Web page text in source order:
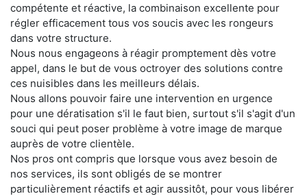
compétente et réactive, la combinaison excellente pour
régler efficacement tous vos soucis avec les rongeurs
dans votre structure.
Nous nous engageons à réagir promptement dès votre
appel, dans le but de vous octroyer des solutions contre
ces nuisibles dans les meilleurs délais.
Nous allons pouvoir faire une intervention en urgence
pour une dératisation s'il le faut bien, surtout s'il s'agit d'un
souci qui peut poser problème à votre image de marque
auprès de votre clientèle.
Nos pros ont compris que lorsque vous avez besoin de
nos services, ils sont obligés de se montrer
particulièrement réactifs et agir aussitôt, pour vous libérer